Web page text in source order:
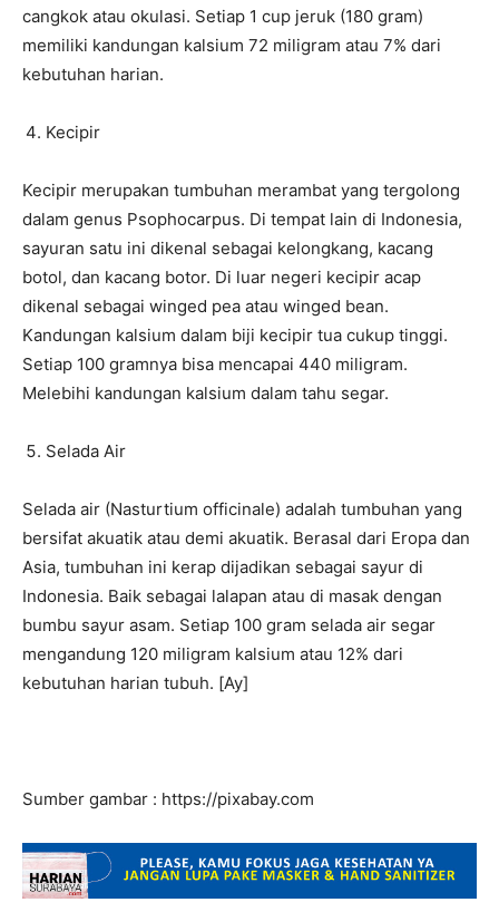
cangkok atau okulasi. Setiap 1 cup jeruk (180 gram)
memiliki kandungan kalsium 72 miligram atau 7% dari
kebutuhan harian.
Kecipir
Kecipir merupakan tumbuhan merambat yang tergolong
dalam genus Psophocarpus. Di tempat lain di Indonesia,
sayuran satu ini dikenal sebagai kelongkang, kacang
botol, dan kacang botor. Di luar negeri kecipir acap
dikenal sebagai winged pea atau winged bean.
Kandungan kalsium dalam biji kecipir tua cukup tinggi.
Setiap 100 gramnya bisa mencapai 440 miligram.
Melebihi kandungan kalsium dalam tahu segar.
Selada Air
Selada air (Nasturtium officinale) adalah tumbuhan yang
bersifat akuatik atau demi akuatik. Berasal dari Eropa dan
Asia, tumbuhan ini kerap dijadikan sebagai sayur di
Indonesia. Baik sebagai lalapan atau di masak dengan
bumbu sayur asam. Setiap 100 gram selada air segar
mengandung 120 miligram kalsium atau 12% dari
kebutuhan harian tubuh. [Ay]
Sumber gambar : https://pixabay.com